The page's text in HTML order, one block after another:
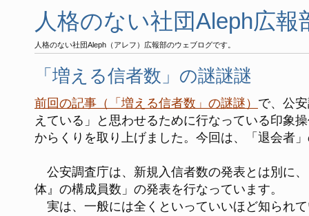
人格のない社団Aleph広報
人格のない社団Aleph（アレフ）広報部のウェブログです。
「増える信者数」の謎謎謎
前回の記事（「増える信者数」の謎謎） で、公
えている」と思わせるために行なっている印象
からくりを取り上げました。今回は、「退会者
公安調査庁は、新規入信者数の発表とは別に
体』の構成員数」の発表を行なっています。
実は、一般には全くといっていいほど知られ